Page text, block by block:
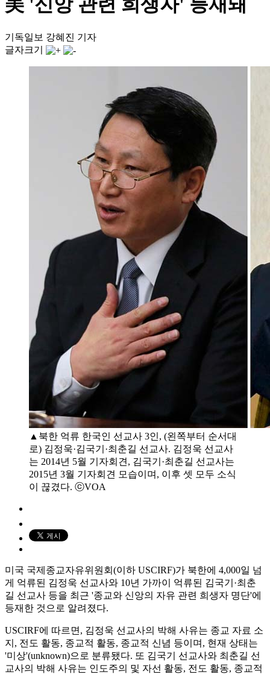
美 '신앙 관련 희생자' 등재돼
기독일보 강혜진 기자
글자크기
▲북한 억류 한국인 선교사 3인, (왼쪽부터 순서대
로) 김정욱·김국기·최춘길 선교사. 김정욱 선교사
는 2014년 5월 기자회견, 김국기·최춘길 선교사는
2015년 3월 기자회견 모습이며, 이후 셋 모두 소식
이 끊겼다. ⓒVOA
미국 국제종교자유위원회(이하 USCIRF)가 북한에 4,000일 넘
게 억류된 김정욱 선교사와 10년 가까이 억류된 김국기·최춘
길 선교사 등을 최근 '종교와 신앙의 자유 관련 희생자 명단'에
등재한 것으로 알려졌다.
USCIRF에 따르면, 김정욱 선교사의 박해 사유는 종교 자료 소
지, 전도 활동, 종교적 활동, 종교적 신념 등이며, 현재 상태는
'미상'(unknown)으로 분류됐다. 또 김국기 선교사와 최춘길 선
교사의 박해 사유는 인도주의 및 자선 활동, 전도 활동, 종교적